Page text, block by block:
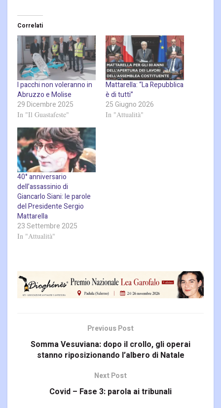
Correlati
I pacchi non voleranno in
Abruzzo e Molise
29 Dicembre 2025
In "Il Guastafeste"
Mattarella: “La Repubblica
è di tutti”
25 Giugno 2026
In "Attualità"
40° anniversario
dell’assassinio di
Giancarlo Siani: le parole
del Presidente Sergio
Mattarella
23 Settembre 2025
In "Attualità"
Previous Post
Somma Vesuviana: dopo il crollo, gli operai
stanno riposizionando l’albero di Natale
Next Post
Covid – Fase 3: parola ai tribunali